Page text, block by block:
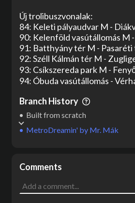
Új trolibuszvonalak:
84: Keleti pályaudvar M -
90: Kelenföld vasútállomás M
91: Batthyány tér M -
92: Széll Kálmán tér M -
93: Csíkszereda park M -
94: Óbuda vasútállomás -
Branch History
MetroDreamin' by Mr. Mák
Built from scratch
Comments